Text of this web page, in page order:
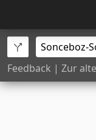
Feedback | Zur